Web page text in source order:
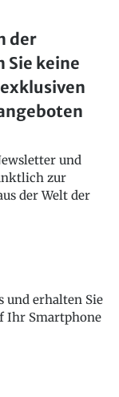
der
Sie keine
und
zur
der Welt der
und erhalten Sie
Ihr Smartphone